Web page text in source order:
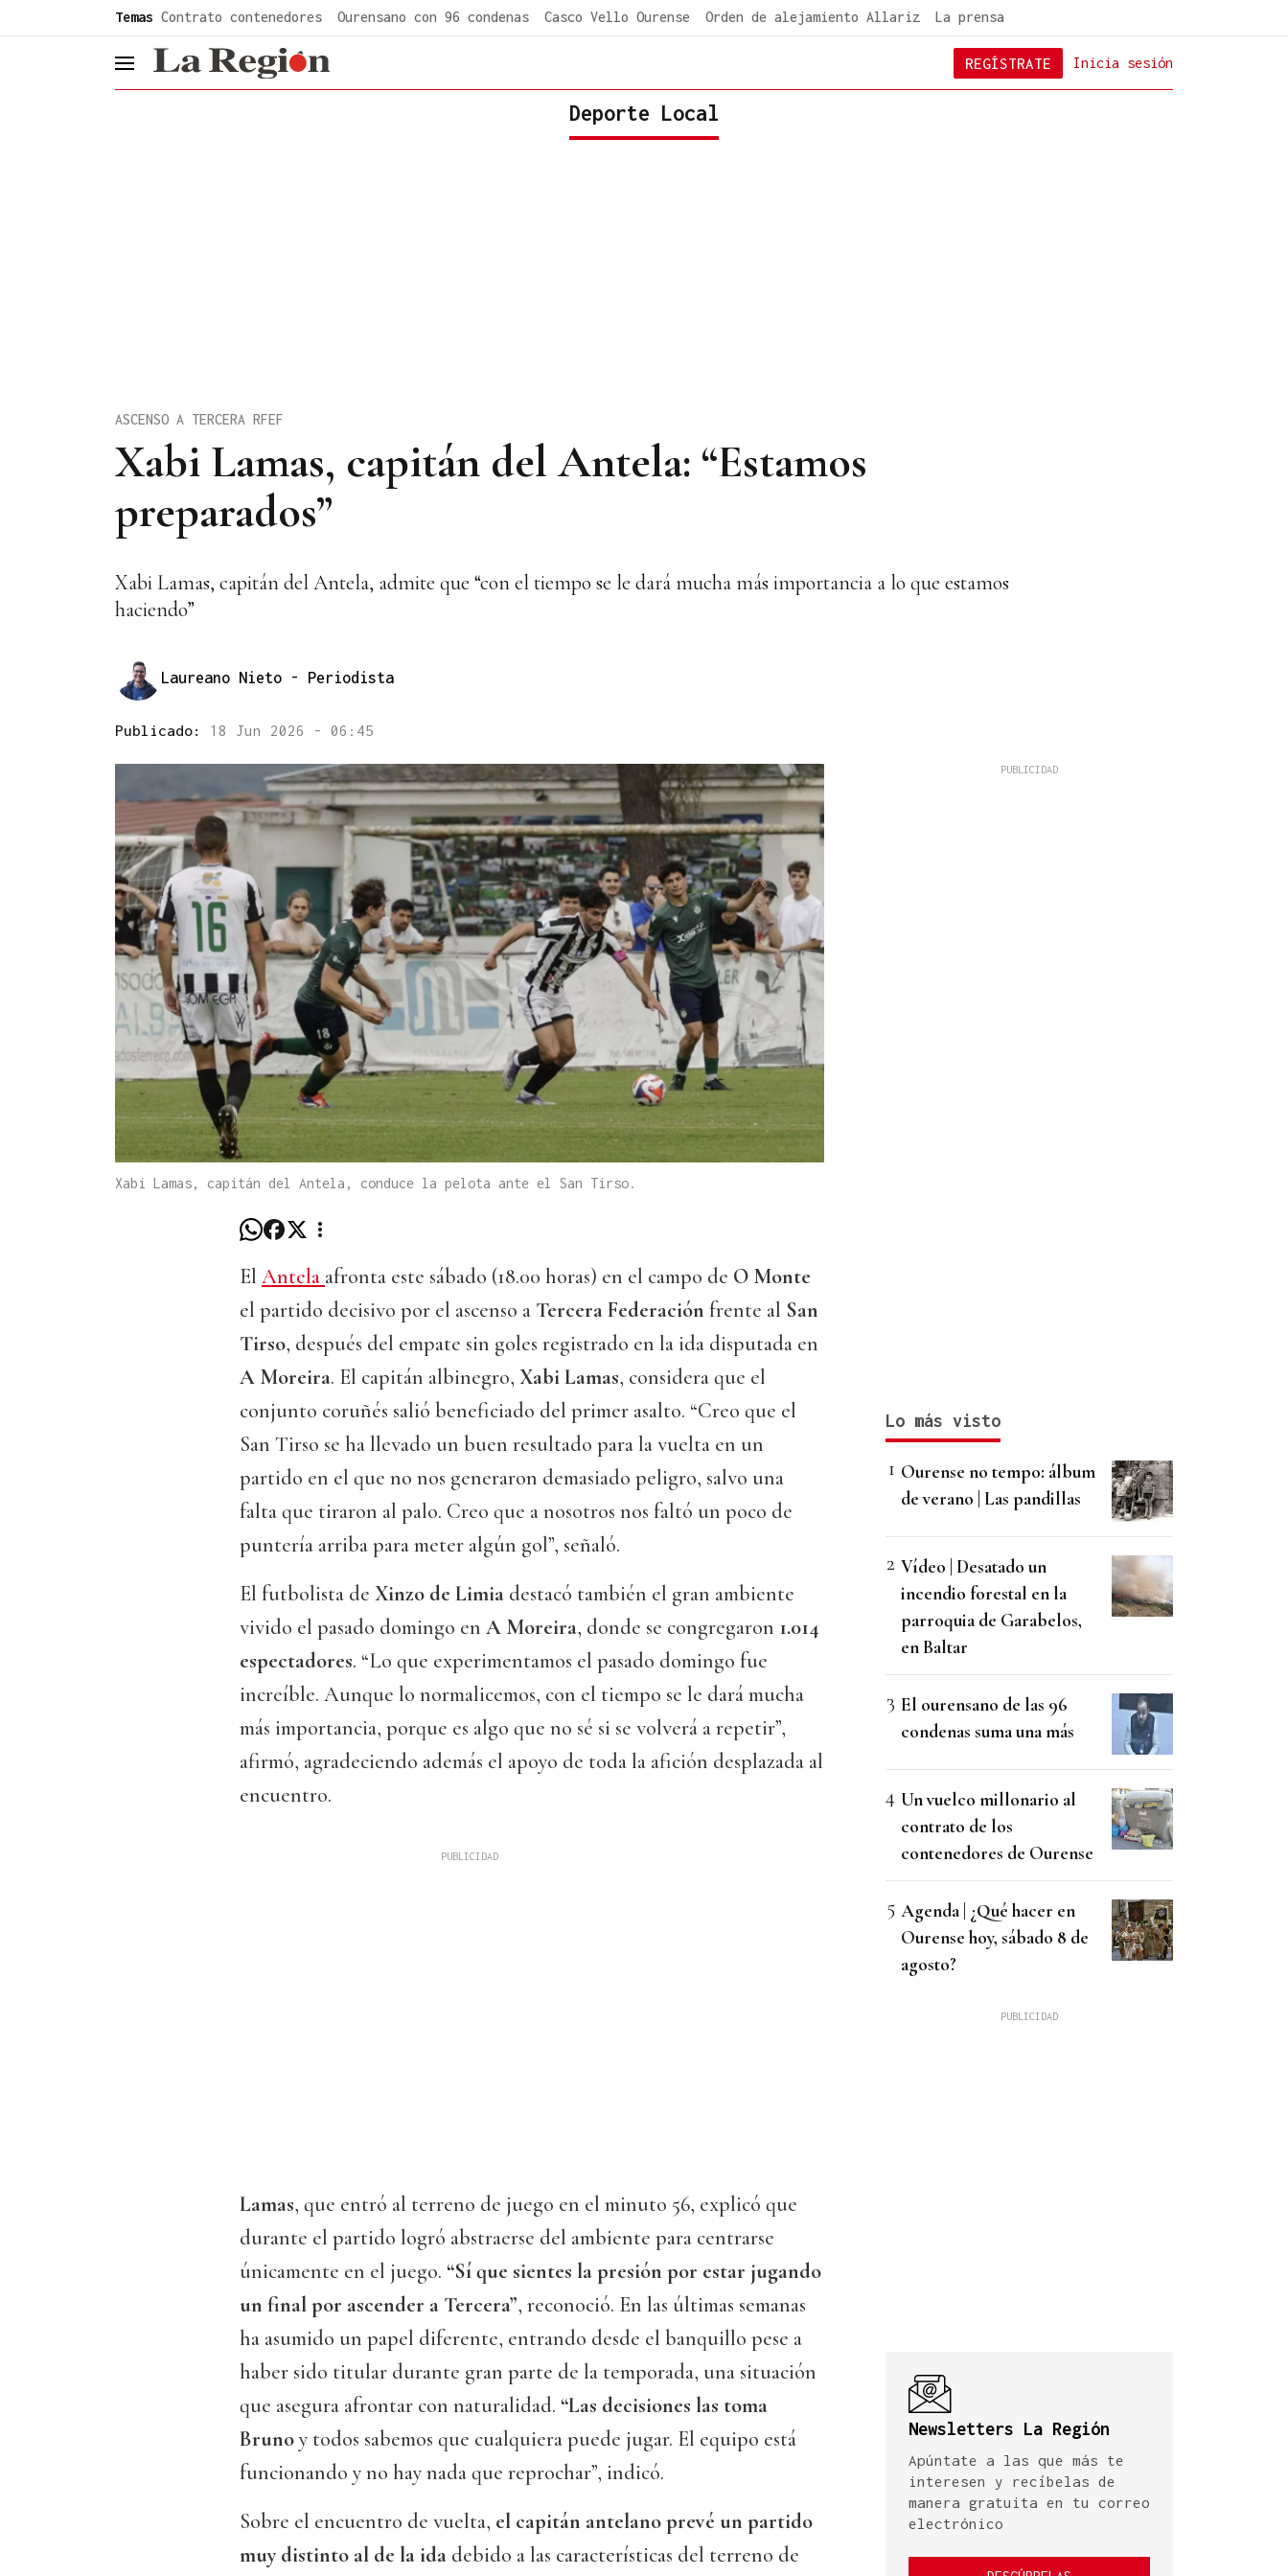
Temas Contrato contenedores Ourensano con 96 condenas Casco Vello Ourense Orden de alejamiento Allariz La prensa
header.menu.open Inicia sesión
REGÍSTRATE
Deporte Local
Xabi Lamas, capitán del Antela: “Estamos
preparados”
ASCENSO A TERCERA RFEF
Xabi Lamas, capitán del Antela, admite que “con el tiempo se le dará mucha más importancia a lo que estamos
haciendo”
Laureano Nieto - Periodista
Publicado: 18 Jun 2026 - 06:45
Xabi Lamas, capitán del Antela, conduce la pelota ante el San Tirso.
El Antela afronta este sábado (18.00 horas) en el campo de O Monte
el partido decisivo por el ascenso a Tercera Federación frente al San
Tirso, después del empate sin goles registrado en la ida disputada en
A Moreira. El capitán albinegro, Xabi Lamas, considera que el
conjunto coruñés salió beneficiado del primer asalto. “Creo que el
San Tirso se ha llevado un buen resultado para la vuelta en un
partido en el que no nos generaron demasiado peligro, salvo una
falta que tiraron al palo. Creo que a nosotros nos faltó un poco de
puntería arriba para meter algún gol”, señaló.
El futbolista de Xinzo de Limia destacó también el gran ambiente
vivido el pasado domingo en A Moreira, donde se congregaron 1.014
espectadores. “Lo que experimentamos el pasado domingo fue
increíble. Aunque lo normalicemos, con el tiempo se le dará mucha
más importancia, porque es algo que no sé si se volverá a repetir”,
afirmó, agradeciendo además el apoyo de toda la afición desplazada al
encuentro.
Lamas, que entró al terreno de juego en el minuto 56, explicó que
durante el partido logró abstraerse del ambiente para centrarse
únicamente en el juego. “Sí que sientes la presión por estar jugando
un final por ascender a Tercera”, reconoció. En las últimas semanas
ha asumido un papel diferente, entrando desde el banquillo pese a
haber sido titular durante gran parte de la temporada, una situación
que asegura afrontar con naturalidad. “Las decisiones las toma
Brunoy todos sabemos que cualquiera puede jugar. El equipo está
funcionando y no hay nada que reprochar”, indicó.
Sobre el encuentro de vuelta, el capitán antelano prevé un partido
muy distinto al de la ida debido a las características del terreno de
Lo más visto
Ourense no tempo: álbum
de verano | Las pandillas
Vídeo | Desatado un
incendio forestal en la
parroquia de Garabelos,
en Baltar
El ourensano de las 96
condenas suma una más
Un vuelco millonario al
contrato de los
contenedores de Ourense
Agenda | ¿Qué hacer en
Ourense hoy, sábado 8 de
agosto?
Newsletters La Región
Apúntate a las que más te
interesen y recíbelas de
manera gratuita en tu correo
electrónico